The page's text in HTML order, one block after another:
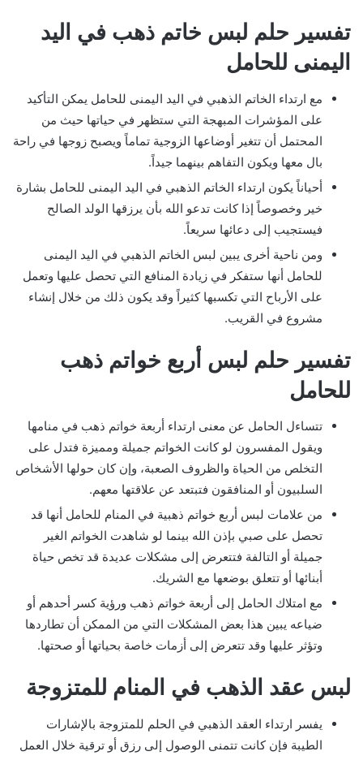
تفسير حلم لبس خاتم ذهب في اليد
اليمنى للحامل
مع ارتداء الخاتم الذهبي في اليد اليمنى للحامل يمكن التأكيد
على المؤشرات المبهجة التي ستظهر في حياتها حيث من
المحتمل أن تتغير أوضاعها الزوجية تماماً ويصبح زوجها في راحة
بال معها ويكون التفاهم بينهما جيداً.
أحياناً يكون ارتداء الخاتم الذهبي في اليد اليمنى للحامل بشارة
خير وخصوصاً إذا كانت تدعو الله بأن يرزقها الولد الصالح
فيستجيب إلى دعائها سريعاً.
ومن ناحية أخرى يبين لبس الخاتم الذهبي في اليد اليمنى
للحامل أنها ستفكر في زيادة المنافع التي تحصل عليها وتعمل
على الأرباح التي تكسبها كثيراً وقد يكون ذلك من خلال إنشاء
مشروع في القريب.
تفسير حلم لبس أربع خواتم ذهب
للحامل
تتساءل الحامل عن معنى ارتداء أربعة خواتم ذهب في منامها
ويقول المفسرون لو كانت الخواتم جميلة ومميزة فتدل على
التخلص من الحياة والظروف الصعبة، وإن كان حولها الأشخاص
السلبيون أو المنافقون فتبتعد عن علاقتها معهم.
من علامات لبس أربع خواتم ذهبية في المنام للحامل أنها قد
تحصل على صبي بإذن الله بينما لو شاهدت الخواتم الغير
جميلة أو التالفة فتتعرض إلى مشكلات عديدة قد تخص حياة
أبنائها أو تتعلق بوضعها مع الشريك.
مع امتلاك الحامل إلى أربعة خواتم ذهب ورؤية كسر أحدهم أو
ضياعه يبين هذا بعض المشكلات التي من الممكن أن تطاردها
وتؤثر عليها وقد تتعرض إلى أزمات خاصة بحياتها أو صحتها.
لبس عقد الذهب في المنام للمتزوجة
يفسر ارتداء العقد الذهبي في الحلم للمتزوجة بالإشارات
الطيبة فإن كانت تتمنى الوصول إلى رزق أو ترقية خلال العمل